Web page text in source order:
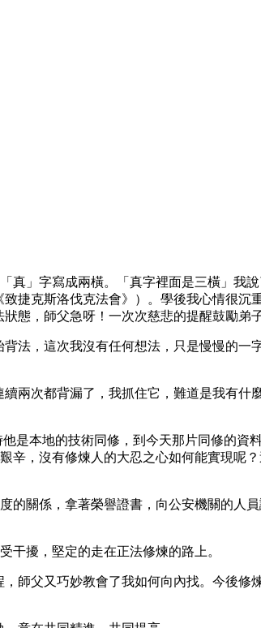
」字寫成兩橫。「真字裡面是三橫」我
捷克斯洛伐克法會》）。學後我心情很沉
態，師父急呀！一次次慈悲的提醒鼓勵弟
法，這次我沒有任何想法，只是慢慢的一
兩次都背漏了，我抓住它，難道是我有
是本地的技術同修，到今天那片同修的資
，沒有修煉人的大忍之心如何能實現呢
關係，拿著榮譽證書，向公安機關的人
干擾，堅定的走在正法修煉的路上。
師父又巧妙教會了我如何向內找。今後